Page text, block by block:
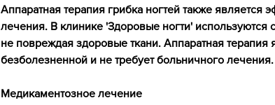
Аппаратная терапия грибка ногтей также является
лечения. В клинике 'Здоровые ногти' используются
не повреждая здоровые ткани. Аппаратная терапия
безболезненной и не требует больничного лечения.
Медикаментозное лечение